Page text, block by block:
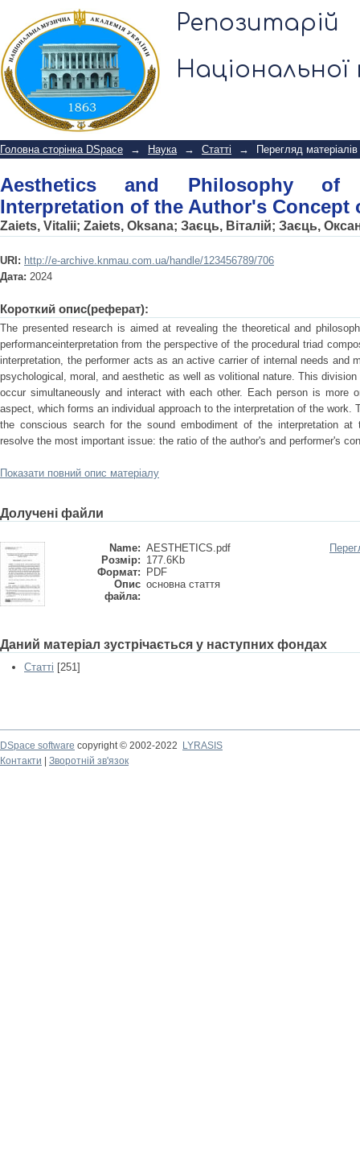
Репозитарій
Національної
Aesthetics and Philosophy of the
Concept of a Musical Work
Головна сторінка DSpace → Наука → Статті → Перегляд матеріалів
Aesthetics and Philosophy of
Interpretation of the Author's Concept
Zaiets, Vitalii; Zaiets, Oksana; Заєць, Віталій; Заєць,
URI: http://e-archive.knmau.com.ua/handle/123456789/706
Дата: 2024
Короткий опис(реферат):
The presented research is aimed at revealing the theoretical and
performanceinterpretation from the perspective of the procedural triad
interpretation, the performer acts as an active carrier of internal needs and
psychological, moral, and aesthetic as well as volitional nature. This
occur simultaneously and interact with each other. Each person is more
aspect, which forms an individual approach to the interpretation of the work.
the conscious search for the sound embodiment of the interpretation at
resolve the most important issue: the ratio of the author's and performer's
Показати повний опис матеріалу
Долучені файли
Name: AESTHETICS.pdf
Розмір: 177.6Kb
Формат:
PDF
Опис
файла:
основна стаття
Даний матеріал зустрічається у наступних фондах
Статті [251]
DSpace software copyright © 2002-2022
LYRASIS
Контакти
Зворотній зв'язок